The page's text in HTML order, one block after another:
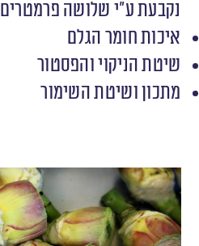
נקבעת ע״י שלושה
איכות חומר הגלם
שיטת הניקוי והפסטור
מתכון ושיטת השימור